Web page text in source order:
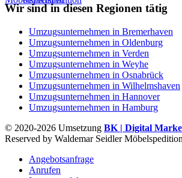
Wir sind in diesen Regionen tätig
Umzugsunternehmen in Bremerhaven
Umzugsunternehmen in Oldenburg
Umzugsunternehmen in Verden
Umzugsunternehmen in Weyhe
Umzugsunternehmen in Osnabrück
Umzugsunternehmen in Wilhelmshaven
Umzugsunternehmen in Hannover
Umzugsunternehmen in Hamburg
© 2020-2026 Umsetzung BK | Digital
Reserved by Waldemar Seidler
Angebotsanfrage
Anrufen